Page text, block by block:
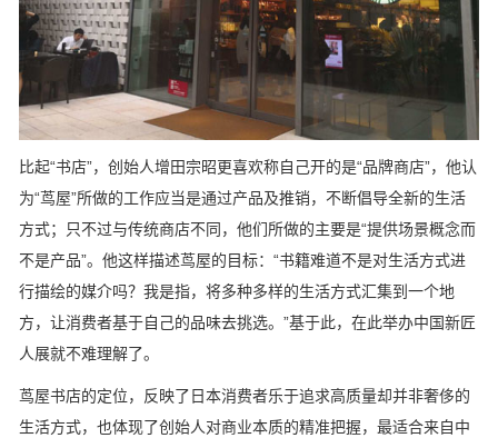
比起“书店”，创始人增田宗昭更喜欢称自己开的是“品牌商店”，他认
为“茑屋”所做的工作应当是通过产品及推销，不断倡导全新的生活
方式；只不过与传统商店不同，他们所做的主要是“提供场景概念而
不是产品”。他这样描述茑屋的目标：“书籍难道不是对生活方式进
行描绘的媒介吗？我是指，将多种多样的生活方式汇集到一个地
方，让消费者基于自己的品味去挑选。”基于此，在此举办中国新匠
人展就不难理解了。
茑屋书店的定位，反映了日本消费者乐于追求高质量却并非奢侈的
生活方式，也体现了创始人对商业本质的精准把握，最适合来自中